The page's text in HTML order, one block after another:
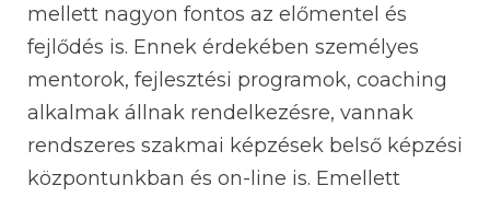
mellett nagyon fontos az előmentel és
fejlődés is. Ennek érdekében személyes
mentorok, fejlesztési programok, coaching
alkalmak állnak rendelkezésre, vannak
rendszeres szakmai képzések belső képzési
központunkban és on-line is. Emellett